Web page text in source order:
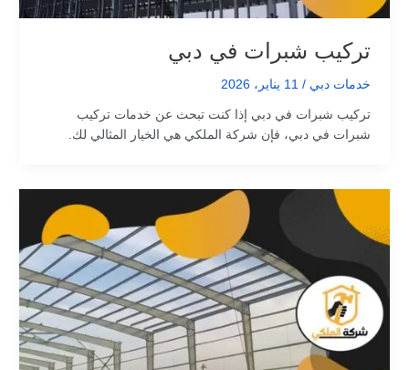
تركيب شبرات في دبي
خدمات دبي / 11 يناير، 2026
تركيب شبرات في دبي إذا كنت تبحث عن خدمات تركيب
شبرات في دبي، فإن شركة الملكي هي الخيار المثالي لك.